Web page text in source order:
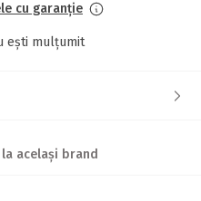
cu garanție
ești mulțumit
la același brand